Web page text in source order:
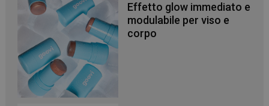
Effetto glow immediato e
modulabile per viso e
corpo